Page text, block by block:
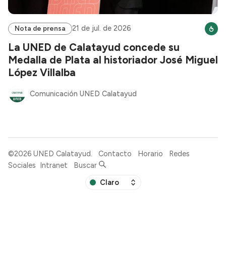
Nota de prensa 21 de jul. de 2026
La UNED de Calatayud concede su
Medalla de Plata al historiador José Miguel
López Villalba
Comunicación UNED Calatayud
©2026 UNED Calatayud. Contacto Horario
Redes
Sociales Intranet Buscar